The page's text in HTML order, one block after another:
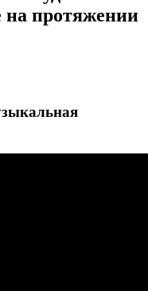
на протяжении